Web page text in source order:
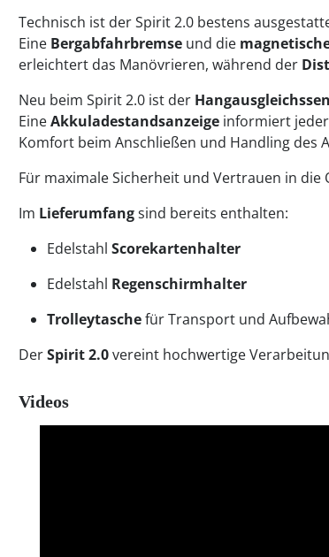
Technisch ist der Spirit 2.0 bestens
Eine Bergabfahrbremse und die
erleichtert das Manövrieren, während der
Neu beim Spirit 2.0 ist der
EineAkkuladestandsanzeige informiert
Komfort beim Anschließen und Handling des
Für maximale Sicherheit und Vertrauen in die
Im Lieferumfangsind bereits enthalten:
Edelstahl Scorekartenhalter
Edelstahl Regenschirmhalter
Trolleytaschefür Transport und
DerSpirit 2.0vereint hochwertige
Videos